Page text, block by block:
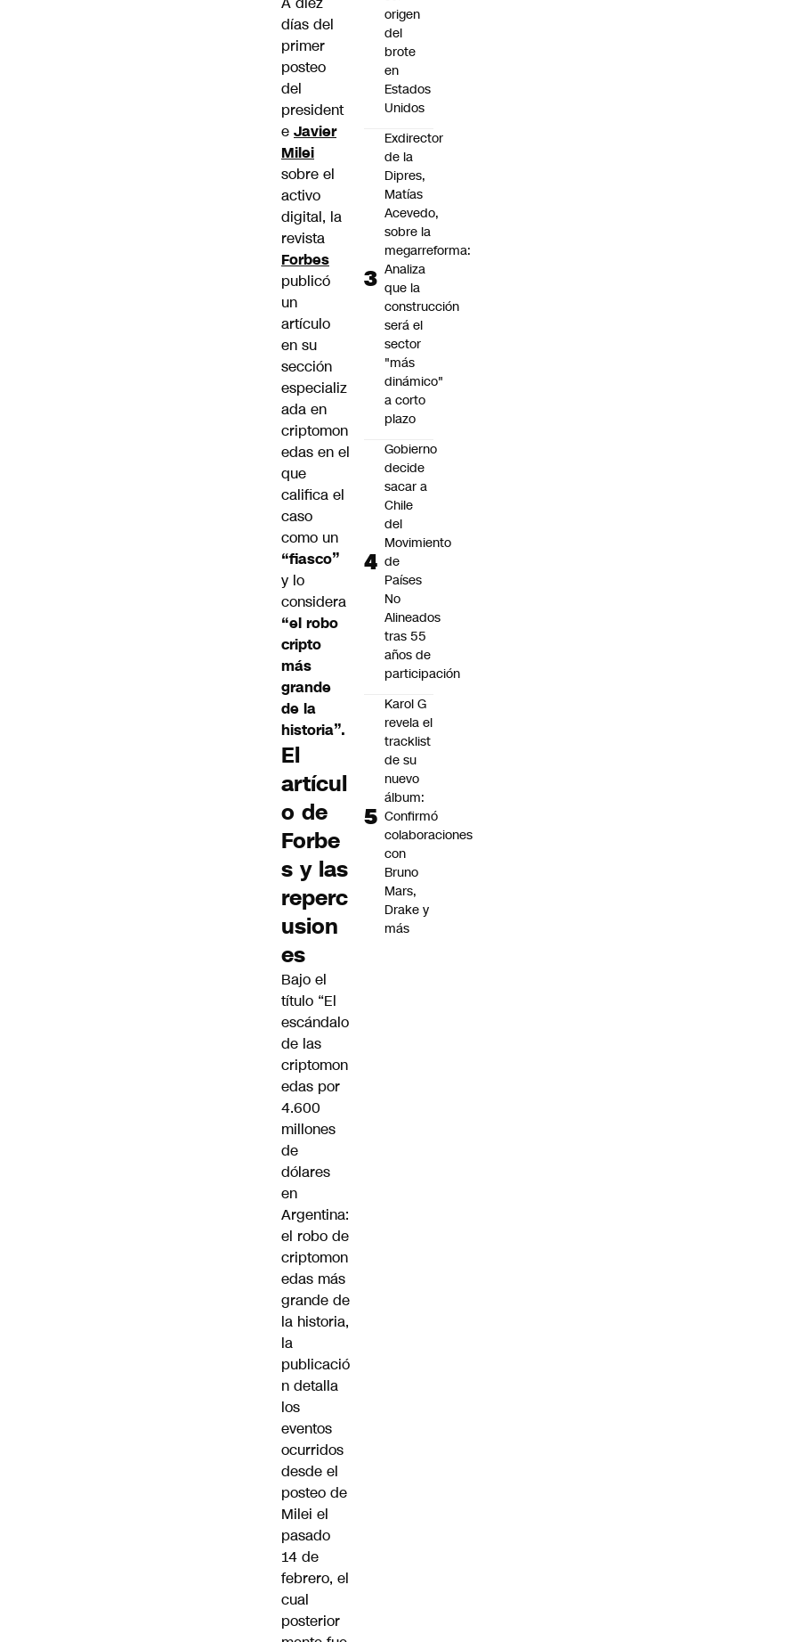
días del
primer
posteo
del
president
e Javier
Milei
sobre el
activo
digital, la
revista
Forbes
publicó
un
artículo
en su
sección
especializ
ada en
criptomon
edas en el
que
califica el
caso
como un
“fiasco”
y lo
considera
“el robo
cripto
más
grande
de la
historia”.
El
artícul
o de
Forbe
s y las
reperc
usion
es
Bajo el
título “El
escándalo
de las
criptomon
edas por
4.600
millones
de
dólares
en
Argentina:
el robo de
criptomon
edas más
grande de
la historia,
la
publicació
n detalla
los
eventos
ocurridos
desde el
posteo de
Milei el
pasado
14 de
febrero, el
cual
posterior
origen
del
brote
en
Estados
Unidos
Exdirector
de la
Dipres,
Matías
Acevedo,
sobre la
megarreforma:
Analiza
que la
construcción
será el
sector
"más
dinámico"
a corto
plazo
Gobierno
decide
sacar a
Chile
del
Movimiento
de
Países
No
Alineados
tras 55
años de
participación
Karol G
revela el
tracklist
de su
nuevo
álbum:
Confirmó
colaboraciones
con
Bruno
Mars,
Drake y
más